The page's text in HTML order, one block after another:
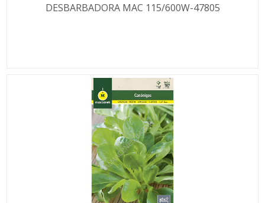
DESBARBADORA MAC 115/600W-47805